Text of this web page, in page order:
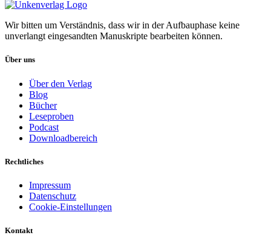
Wir bitten um Verständnis, dass wir in der Aufbauphase keine
unverlangt eingesandten Manuskripte bearbeiten können.
Über uns
Über den Verlag
Blog
Bücher
Leseproben
Podcast
Downloadbereich
Rechtliches
Impressum
Datenschutz
Cookie-Einstellungen
Kontakt